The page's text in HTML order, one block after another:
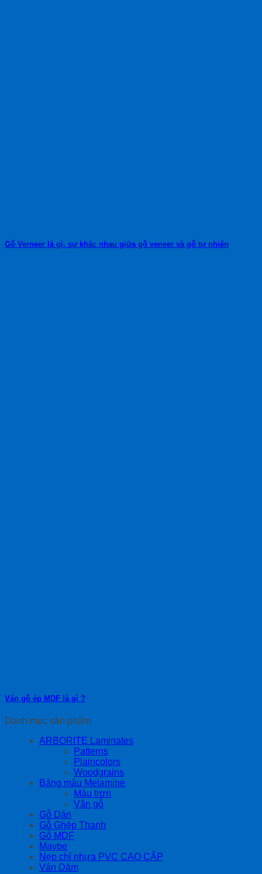
Gỗ Verneer là gì, sự khác nhau giữa gỗ veneer và gỗ tự nhiên
Ván gỗ ép MDF là gì ?
Danh mục sản phẩm
ARBORITE Laminates
Patterns
Plaincolors
Woodgrains
Bảng màu Melamine
Màu trơn
Vân gỗ
Gỗ Dán
Gỗ Ghép Thanh
Gỗ MDF
Maybe
Nẹp chỉ nhựa PVC CAO CẤP
Ván Dăm